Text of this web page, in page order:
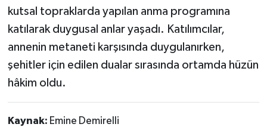
kutsal topraklarda yapılan anma programına
katılarak duygusal anlar yaşadı. Katılımcılar,
annenin metaneti karşısında duygulanırken,
şehitler için edilen dualar sırasında ortamda hüzün
hâkim oldu.
Kaynak: Emine Demirelli